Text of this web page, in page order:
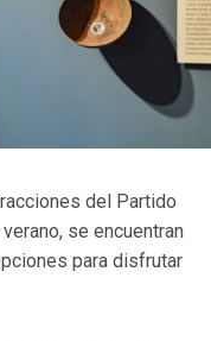
del Partido
se encuentran
para disfrutar